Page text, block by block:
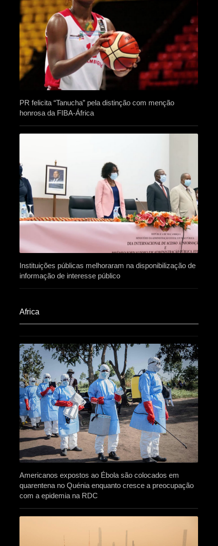
PR felicita “Tanucha” pela distinção com menção
honrosa da FIBA-África
Instituições públicas melhoraram na disponibilização de
informação de interesse público
Africa​
Americanos expostos ao Ébola são colocados em
quarentena no Quénia enquanto cresce a preocupação
com a epidemia na RDC